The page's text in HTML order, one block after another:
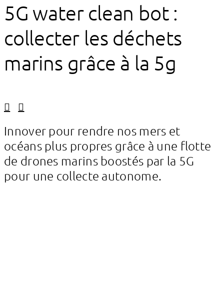
5G water clean bot :
collecter les déchets
marins grâce à la 5g
Innover pour rendre nos mers et
océans plus propres grâce à une flotte
de drones marins boostés par la 5G
pour une collecte autonome.